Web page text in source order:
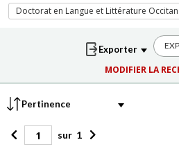
Doctorat en Langue et Littérature
MODIFIER LA
sur 1